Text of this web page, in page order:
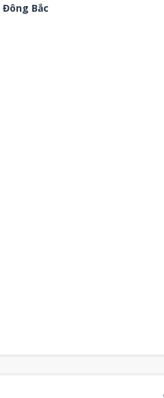
Đông Bắc